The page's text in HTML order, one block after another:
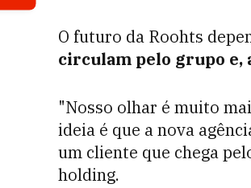
O futuro da Roohts
circulam pelo grupo e,
"Nosso olhar é muito
ideia é que a nova
um cliente que chega
holding.